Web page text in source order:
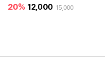
20% 12,000 15,000